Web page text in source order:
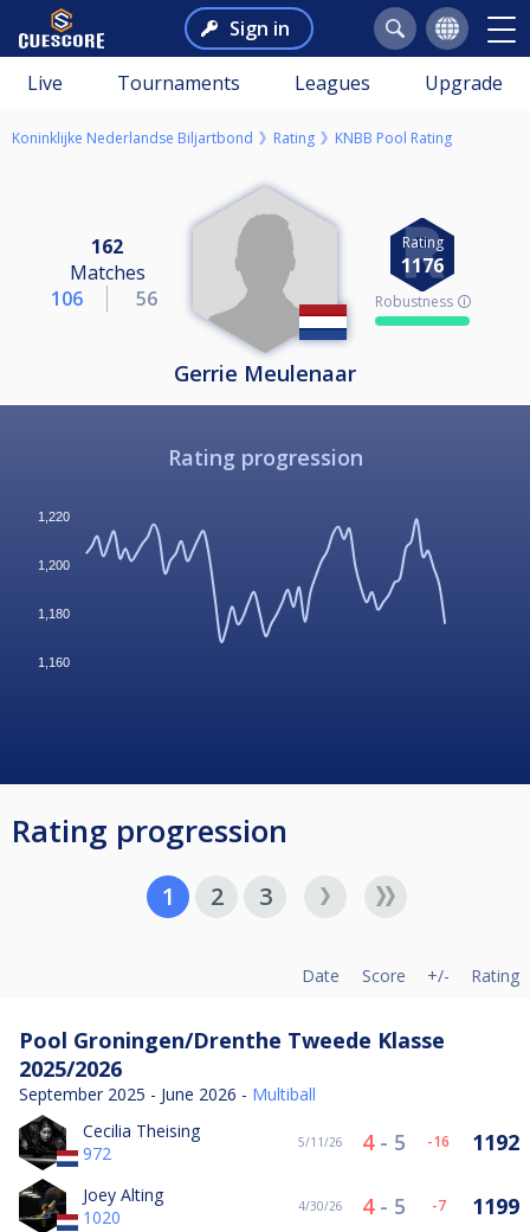
Sign in
Live Tournaments Leagues Upgrade
Koninklijke Nederlandse Biljartbond Rating KNBB Pool Rating
162
Matches
106
56
Rating
1176
Robustness 🛈
Gerrie Meulenaar
Rating progression
1,160
1,180
1,200
1,220
Rating progression
1 2 3
Date Score +/- Rating
Pool Groningen/Drenthe Tweede Klasse
2025/2026
September 2025 - June 2026 - Multiball
Cecilia Theising
972
5/11/26 4- 5 -16 1192
Joey Alting
1020
4/30/26 4- 5 -7 1199